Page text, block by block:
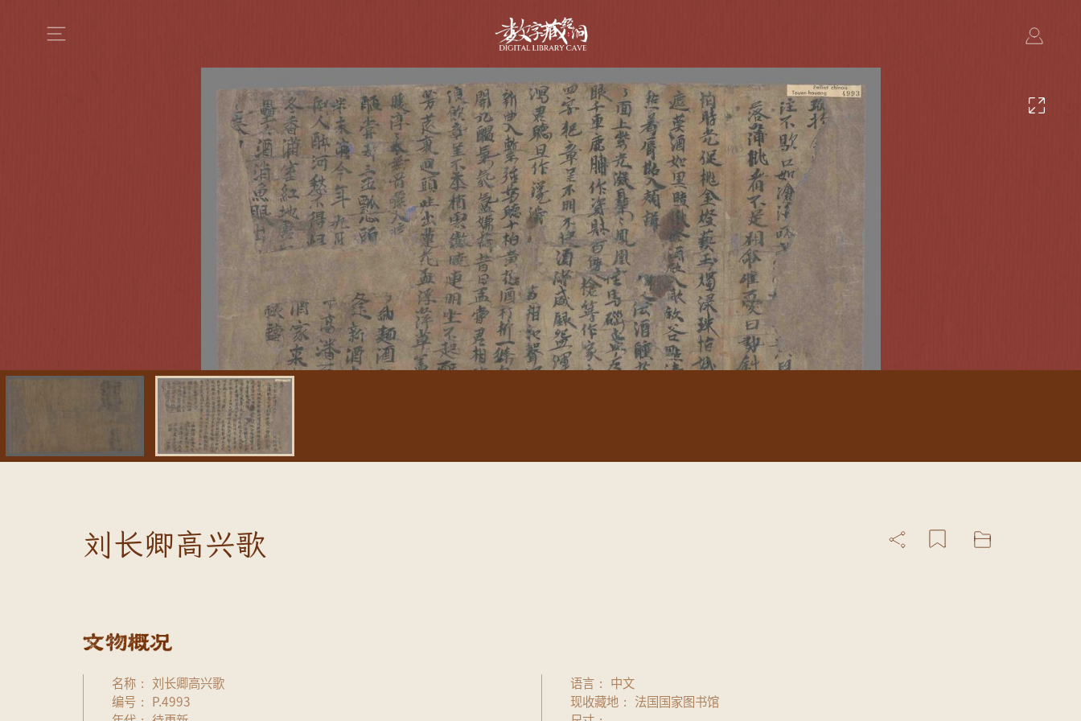
刘长卿高兴歌
名称
刘长卿高兴歌
编号
P.4993
语言
中文
现收藏地
法国国家图书馆